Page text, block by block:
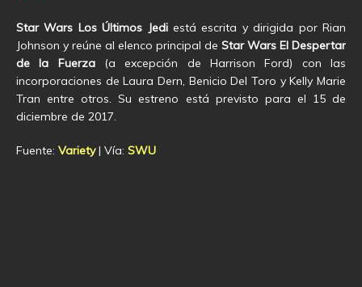
Star Wars Los Últimos Jediestá escrita y dirigida por Rian
Johnson y reúne al elenco principal de Star Wars El Despertar
de la Fuerza(a excepción de Harrison Ford) con las
incorporaciones de Laura Dern, Benicio Del Toro y Kelly Marie
Tran entre otros. Su estreno está previsto para el 15 de
diciembre de 2017.
Fuente: Variety| Vía: SWU